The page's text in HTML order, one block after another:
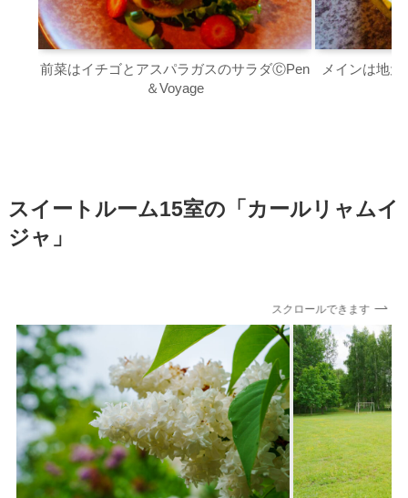
前菜はイチゴとアスパラガスのサラダⒸPen
＆Voyage
メインは地
スイートルーム15室の「カールリャムイ
ジャ」
スクロールできます